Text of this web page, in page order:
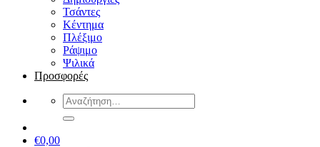
Τσάντες
Κέντημα
Πλέξιμο
Ράψιμο
Ψιλικά
Προσφορές
Αναζήτηση
για:
€0,00